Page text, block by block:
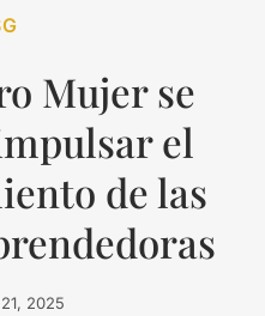
Mujer se
el
de las
2025